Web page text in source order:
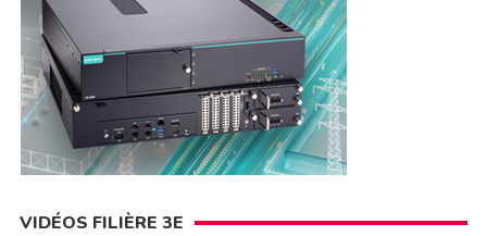
VIDÉOS FILIÈRE 3E